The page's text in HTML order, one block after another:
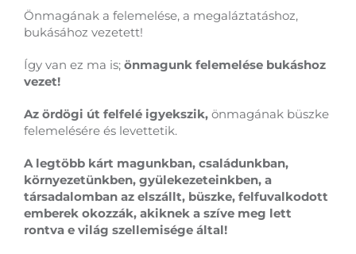
Önmagának a felemelése, a megaláztatáshoz,
bukásához vezetett!
Így van ez ma is; önmagunk felemelése bukáshoz
vezet!
Az ördögi út felfelé igyekszik, önmagának büszke
felemelésére és levettetik.
A legtöbb kárt magunkban, családunkban,
környezetünkben, gyülekezeteinkben, a
társadalomban az elszállt, büszke, felfuvalkodott
emberek okozzák, akiknek a szíve meg lett
rontva e világ szellemisége által!